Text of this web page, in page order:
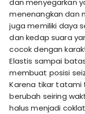
dan menyegarkan
menenangkan dan
juga memiliki daya
dan kedap suara
cocok dengan
Elastis sampai
membuat posisi
Karena tikar tatami
berubah seiring
halus menjadi